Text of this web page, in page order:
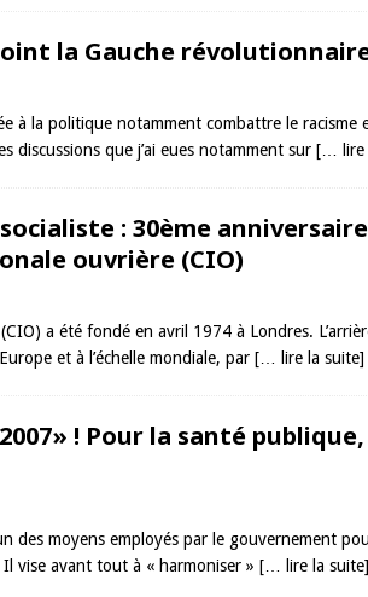
la Gauche
à la politique notamment combattre le racisme
discussions que j’ai eues notamment sur [… lire
: 30ème
ouvrière (CIO)
a été fondé en avril 1974 à Londres.
et à l’échelle mondiale, par [… lire la suite]
! Pour la santé
des moyens employés par le gouvernement
vise avant tout à « harmoniser » [… lire la suite]